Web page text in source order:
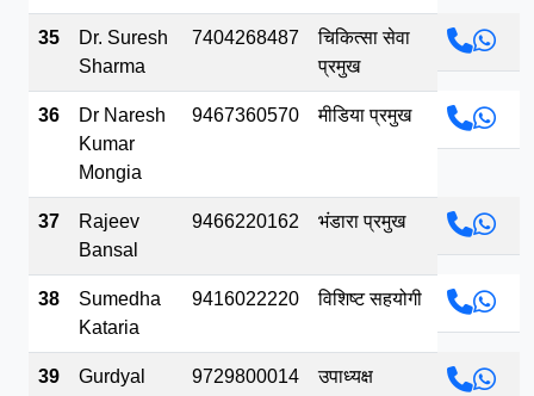
35
Dr. Suresh
Sharma
7404268487
चिकित्सा सेवा
प्रमुख
36
Dr Naresh
Kumar
Mongia
9467360570 मीडिया प्रमुख
37
Rajeev
Bansal
9466220162 भंडारा प्रमुख
38
Sumedha
Kataria
9416022220 विशिष्ट सहयोगी
39
Gurdyal
9729800014 उपाध्यक्ष